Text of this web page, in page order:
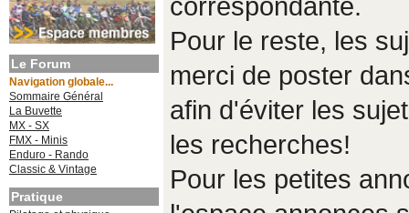
Le Forum
Navigation globale...
Sommaire Général
La Buvette
MX - SX
FMX - Minis
Enduro - Rando
Classic & Vintage
Pratique
correspondante.
Pour le reste, les
merci de poster
afin d'éviter les
les recherches!
Pour les petites